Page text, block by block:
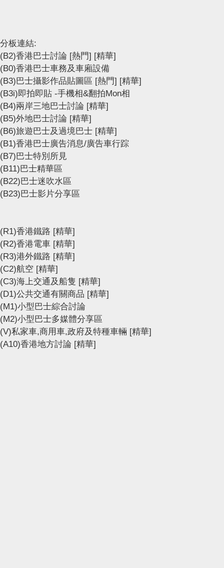
分板連結:
(B2)香港巴士討論 [熱門] [精華]
(B0)香港巴士車務及車廂設備
(B3)巴士攝影作品貼圖區 [熱門] [精華]
(B3i)即拍即貼 -手機相&翻拍Mon相
(B4)兩岸三地巴士討論 [精華]
(B5)外地巴士討論 [精華]
(B6)旅遊巴士及過境巴士 [精華]
(B1)香港巴士廣告消息/廣告車行踪
(B7)巴士特別所見
(B11)巴士精華區
(B22)巴士迷吹水區
(B23)巴士影片分享區
(R1)香港鐵路 [精華]
(R2)香港電車 [精華]
(R3)港外鐵路 [精華]
(C2)航空 [精華]
(C3)海上交通及船隻 [精華]
(D1)公共交通有關商品 [精華]
(M1)小型巴士綜合討論
(M2)小型巴士多媒體分享區
(V)私家車,商用車,政府及特種車輛 [精華]
(A10)香港地方討論 [精華]